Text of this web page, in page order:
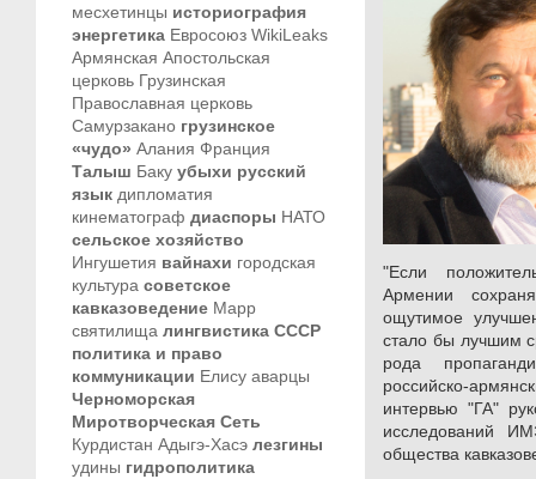
месхетинцы историография
энергетика Евросоюз WikiLeaks
Армянская Апостольская
церковь Грузинская
Православная церковь
Самурзакано грузинское
«чудо» Алания Франция
Талыш Баку убыхи русский
язык дипломатия
кинематограф диаспоры НАТО
сельское хозяйство
Ингушетия вайнахи городская
культура советское
кавказоведение Марр
святилища лингвистика СССР
политика и право
коммуникации Елису аварцы
Черноморская
Миротворческая Сеть
Курдистан Адыгэ-Хасэ лезгины
удины гидрополитика
"Если
Армении
ощутимое
стало бы лучшим
рода
российско-
интервью "ГА"
исследований
общества